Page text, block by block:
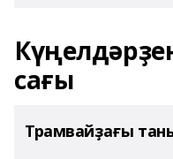
сағы
Трамвайҙағы